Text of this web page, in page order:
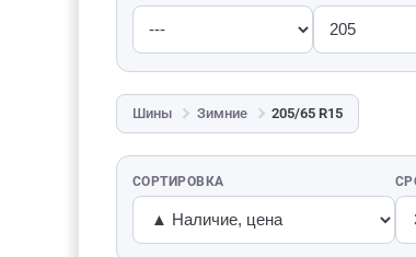
Шины Зимние 205/65 R15
СОРТИРОВКА